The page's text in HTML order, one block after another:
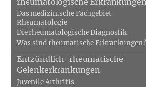
Anmessen
Verleih von Milchpumpen
Krankenpflege
Blut, Krebs und Infektionen
Haut, Haare und Nägel
Psychische Erkrankungen
Das medizinische Fachgebiet
Rheumatologie
Die rheumatologische Diagnostik
Was sind rheumatische Erkrankungen?
Entzündlich-rheumatische
Gelenkerkrankungen
Juvenile Arthritis